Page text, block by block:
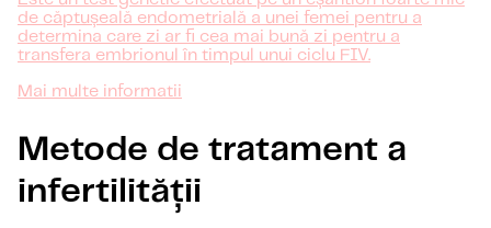
de căptușeală endometrială a unei femei pentru a
determina care zi ar fi cea mai bună zi pentru a
transfera embrionul în timpul unui ciclu FIV.
Mai multe informatii
Metode de tratament a
infertilității